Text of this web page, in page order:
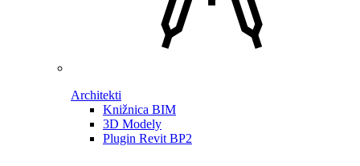
Architekti
Knižnica BIM
3D Modely
Plugin Revit BP2